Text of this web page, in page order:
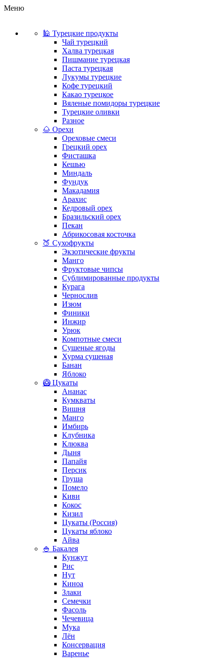
Меню
🕌 Турецкие продукты
Чай турецкий
Халва турецкая
Пишмание турецкая
Паста турецкая
Лукумы турецкие
Кофе турецкий
Какао турецкое
Вяленые помидоры турецкие
Турецкие оливки
Разное
🌰 Орехи
Ореховые смеси
Грецкий орех
Фисташка
Кешью
Миндаль
Фундук
Макадамия
Арахис
Кедровый орех
Бразильский орех
Пекан
Абрикосовая косточка
🍑 Сухофрукты
Экзотические фрукты
Манго
Фруктовые чипсы
Сублимированные продукты
Курага
Чернослив
Изюм
Финики
Инжир
Урюк
Компотные смеси
Сушеные ягоды
Хурма сушеная
Банан
Яблоко
🥝 Цукаты
Ананас
Кумкваты
Вишня
Манго
Имбирь
Клубника
Клюква
Дыня
Папайя
Персик
Груша
Помело
Киви
Кокос
Кизил
Цукаты (Россия)
Цукаты яблоко
Айва
🍚 Бакалея
Кунжут
Рис
Нут
Киноа
Злаки
Семечки
Фасоль
Чечевица
Мука
Лён
Консервация
Варенье